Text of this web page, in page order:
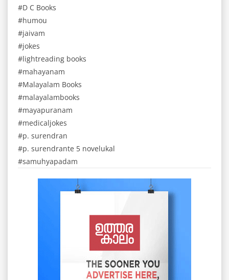
D C Books
humou
jaivam
jokes
lightreading books
mahayanam
Malayalam Books
malayalambooks
mayapuranam
medicaljokes
p. surendran
p. surendrante 5 novelukal
samuhyapadam